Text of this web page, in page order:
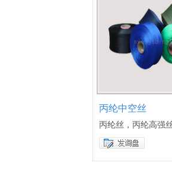
丙纶中空丝
丙纶丝，丙纶高强